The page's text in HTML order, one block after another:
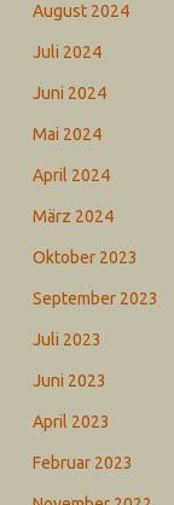
August 2024
Juli 2024
Juni 2024
Mai 2024
April 2024
März 2024
Oktober 2023
September 2023
Juli 2023
Juni 2023
April 2023
Februar 2023